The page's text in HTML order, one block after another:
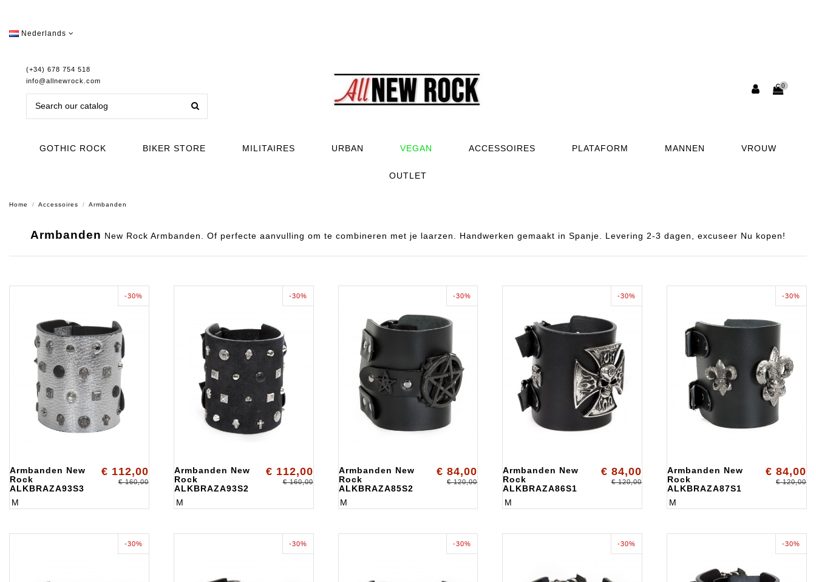
Nederlands
(+34) 678 754 518
info@allnewrock.com
0
GOTHIC ROCK BIKER STORE MILITAIRES URBAN VEGAN ACCESSOIRES PLATAFORM MANNEN VROUW
OUTLET
Home Accessoires Armbanden
Armbanden New Rock Armbanden. Of perfecte aanvulling om te combineren met je laarzen. Handwerken gemaakt in Spanje. Levering 2-3 dagen, excuseer Nu kopen!
-30%
Armbanden New
Rock
ALKBRAZA93S3
€ 112,00
€ 160,00
M
-30%
Armbanden New
Rock
ALKBRAZA93S2
€ 112,00
€ 160,00
M
-30%
Armbanden New
Rock
ALKBRAZA85S2
€ 84,00
€ 120,00
M
-30%
Armbanden New
Rock
ALKBRAZA86S1
€ 84,00
€ 120,00
M
-30%
Armbanden New
Rock
ALKBRAZA87S1
€ 84,00
€ 120,00
M
-30% -30% -30% -30% -30%